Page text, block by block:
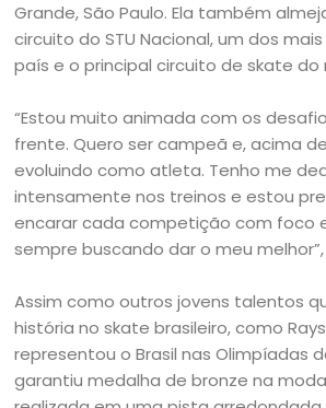
Grande, São Paulo. Ela também
circuito do STU Nacional, um dos
país e o principal circuito de skate do
“Estou muito animada com os
frente. Quero ser campeã e, acima
evoluindo como atleta. Tenho me
intensamente nos treinos e estou
encarar cada competição com foco
sempre buscando dar o meu
Assim como outros jovens talentos
história no skate brasileiro, como
representou o Brasil nas Olimpíadas
garantiu medalha de bronze na